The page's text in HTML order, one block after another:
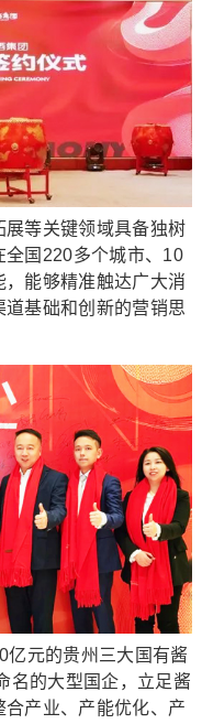
等关键领域具备独树
全国220多个城市、10
能够精准触达广大消
基础和创新的营销思
元的贵州三大国有酱
名的大型国企，立足酱
产业、产能优化、产